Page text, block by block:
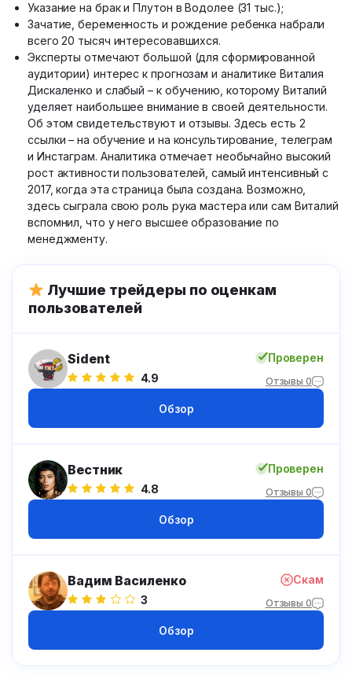
Указание на брак и Плутон в Водолее (31 тыс.);
Зачатие, беременность и рождение ребенка набрали
всего 20 тысяч интересовавшихся.
Эксперты отмечают большой (для сформированной
аудитории) интерес к прогнозам и аналитике Виталия
Дискаленко и слабый – к обучению, которому Виталий
уделяет наибольшее внимание в своей деятельности.
Об этом свидетельствуют и отзывы. Здесь есть 2
ссылки – на обучение и на консультирование, телеграм
и Инстаграм. Аналитика отмечает необычайно высокий
рост активности пользователей, самый интенсивный с
2017, когда эта страница была создана. Возможно,
здесь сыграла свою роль рука мастера или сам Виталий
вспомнил, что у него высшее образование по
менеджменту.
Лучшие трейдеры по оценкам
пользователей
Sident
4.9
Проверен
Отзывы 0
Обзор
Вестник
4.8
Проверен
Отзывы 0
Обзор
Вадим Василенко
3
Скам
Отзывы 0
Обзор